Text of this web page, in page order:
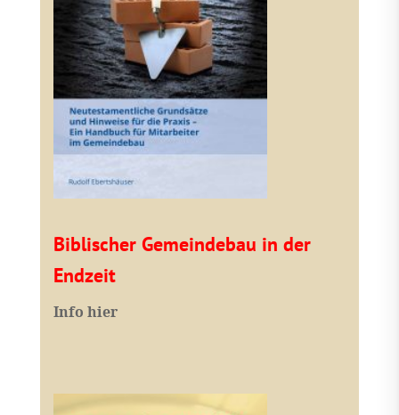
Biblischer Gemeindebau in der
Endzeit
Info hier